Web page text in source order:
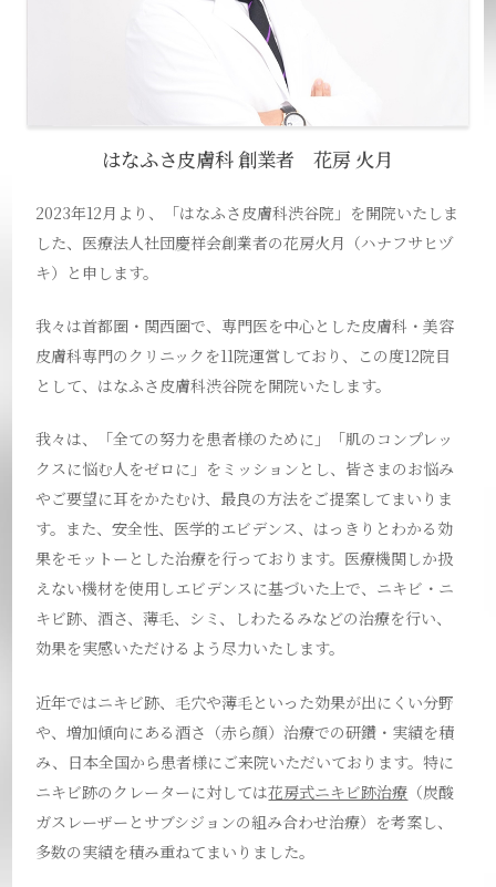
はなふさ皮膚科 創業者 花房 火月
2023年12月より、「はなふさ皮膚科渋谷院」を開院いたしま
した、医療法人社団慶祥会創業者の花房火月（ハナフサヒヅ
キ）と申します。
我々は首都圏・関西圏で、専門医を中心とした皮膚科・美容
皮膚科専門のクリニックを11院運営しており、この度12院目
として、はなふさ皮膚科渋谷院を開院いたします。
我々は、「全ての努力を患者様のために」「肌のコンプレッ
クスに悩む人をゼロに」をミッションとし、皆さまのお悩み
やご要望に耳をかたむけ、最良の方法をご提案してまいりま
す。また、安全性、医学的エビデンス、はっきりとわかる効
果をモットーとした治療を行っております。医療機関しか扱
えない機材を使用しエビデンスに基づいた上で、ニキビ・ニ
キビ跡、酒さ、薄毛、シミ、しわたるみなどの治療を行い、
効果を実感いただけるよう尽力いたします。
近年ではニキビ跡、毛穴や薄毛といった効果が出にくい分野
や、増加傾向にある酒さ（赤ら顔）治療での研鑽・実績を積
み、日本全国から患者様にご来院いただいております。特に
ニキビ跡のクレーターに対しては花房式ニキビ跡治療 （炭酸
ガスレーザーとサブシジョンの組み合わせ治療）を考案し、
多数の実績を積み重ねてまいりました。